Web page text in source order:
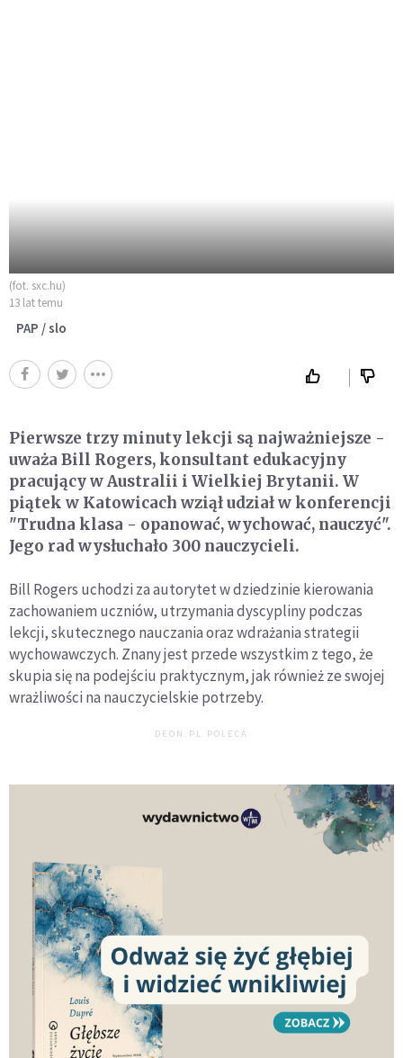
(fot. sxc.hu)
13 lat temu
PAP / slo
Pierwsze trzy minuty lekcji są najważniejsze -
uważa Bill Rogers, konsultant edukacyjny
pracujący w Australii i Wielkiej Brytanii. W
piątek w Katowicach wziął udział w konferencji
"Trudna klasa - opanować, wychować, nauczyć".
Jego rad wysłuchało 300 nauczycieli.
Bill Rogers uchodzi za autorytet w dziedzinie kierowania
zachowaniem uczniów, utrzymania dyscypliny podczas
lekcji, skutecznego nauczania oraz wdrażania strategii
wychowawczych. Znany jest przede wszystkim z tego, że
skupia się na podejściu praktycznym, jak również ze swojej
wrażliwości na nauczycielskie potrzeby.
DEON.PL POLECA